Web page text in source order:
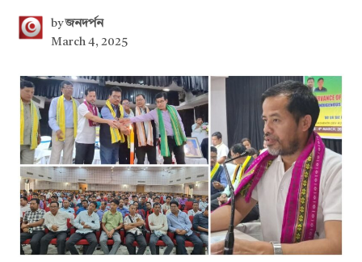
by জনদর্পন
March 4, 2025